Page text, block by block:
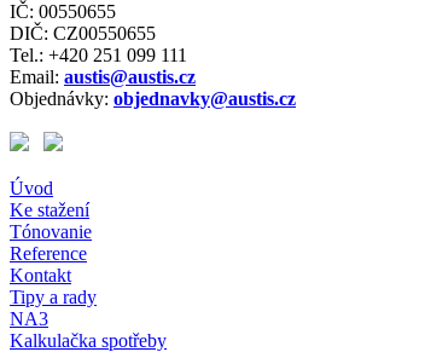
IČ: 00550655
DIČ: CZ00550655
Tel.: +420 251 099 111
Email: austis@austis.cz
Objednávky: objednavky@austis.cz
Úvod
Ke stažení
Tónovanie
Reference
Kontakt
Tipy a rady
NA3
Kalkulačka spotřeby